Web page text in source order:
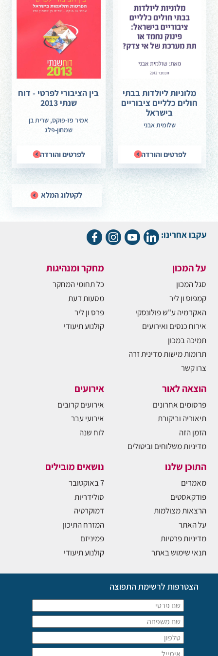
מלוניות ליולדות בבתי
חולים כלליים ציבוריים
בישראל
שלומית אבני
לפרטים והורדה
בין הציבורי לפרטי - דוח
שנתי 2013
אמיר פז-פוקס, שרית בן
שמחון-פלג
לפרטים והורדה
לקטלוג המלא
עקבו אחרינו:
על המכון
סגל המכון
קמפוס ון ליר
האקדמיה ע"ש פולונסקי
אירוח כנסים ואירועים
תמיכה במכון
תרומות מישות מדינית זרה
צרו קשר
מחקר ומנהיגות
כל תחומי המחקר
מסעות דעת
פרס ון ליר
קולנוע תיעודי
הוצאה לאור
פרסומים אחרונים
תיאוריה וביקורת
הזמן הזה
מדיניות משלוחים וביטולים
אירועים
אירועים קרובים
אירועי עבר
לוח שנה
התוכן שלנו
מאמרים
פודקאסטים
הרצאות מצולמות
על האתר
מדיניות פרטיות
תנאי שימוש באתר
נושאים מובילים
7 באוקטובר
סולידריות
דמוקרטיה
המזרח התיכון
פמיניזם
קולנוע תיעודי
הצטרפות לרשימת התפוצה